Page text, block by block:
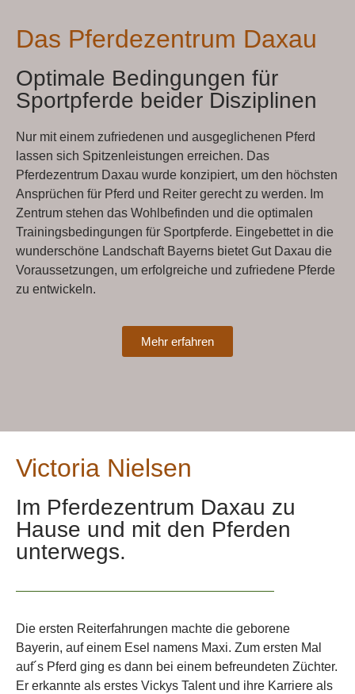
Das Pferdezentrum Daxau
Optimale Bedingungen für
Sportpferde beider Disziplinen
Nur mit einem zufriedenen und ausgeglichenen Pferd
lassen sich Spitzenleistungen erreichen. Das
Pferdezentrum Daxau wurde konzipiert, um den höchsten
Ansprüchen für Pferd und Reiter gerecht zu werden. Im
Zentrum stehen das Wohlbefinden und die optimalen
Trainingsbedingungen für Sportpferde. Eingebettet in die
wunderschöne Landschaft Bayerns bietet Gut Daxau die
Voraussetzungen, um erfolgreiche und zufriedene Pferde
zu entwickeln.
Mehr erfahren
Victoria Nielsen
Im Pferdezentrum Daxau zu
Hause und mit den Pferden
unterwegs.
Die ersten Reiterfahrungen machte die geborene
Bayerin, auf einem Esel namens Maxi. Zum ersten Mal
auf´s Pferd ging es dann bei einem befreundeten Züchter.
Er erkannte als erstes Vickys Talent und ihre Karriere als